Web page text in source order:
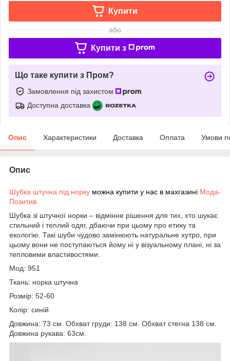
Купити
або
Купити з
Що таке купити з Пром?
Замовлення під захистом
Доступна доставка
Опис Характеристики Доставка Оплата Умови
Опис
Шубка штучна під норку можна купити у нас в махгазині Мода-
Позитив
Шубка зі штучної норки – відмінне рішення для тих, хто шукає
стильний і теплий одяг, дбаючи при цьому про етику та
екологію. Такі шуби чудово замінюють натуральне хутро, при
цьому вони не поступаються йому ні у візуальному плані, ні за
тепловими властивостями.
Мод: 951
Ткань: норка штучна
Розмір: 52-60
Колір: синій
Довжина: 73 см. Обхват груди: 138 см. Обхват стегна 138 см.
Довжина рукава: 63см.